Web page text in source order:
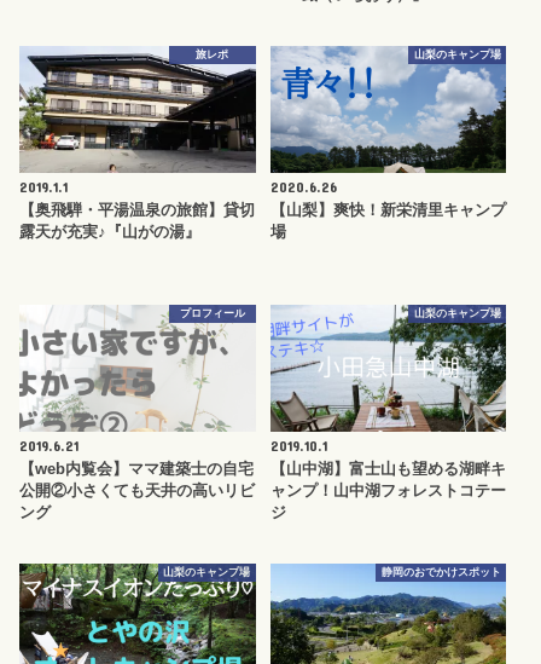
旅レポ
2019.1.1
【奥飛騨・平湯温泉の旅館】貸切
露天が充実♪『山がの湯』
山梨のキャンプ場
2020.6.26
【山梨】爽快！新栄清里キャンプ
場
プロフィール
2019.6.21
【web内覧会】ママ建築士の自宅
公開②小さくても天井の高いリビ
ング
山梨のキャンプ場
2019.10.1
【山中湖】富士山も望める湖畔キ
ャンプ！山中湖フォレストコテー
ジ
山梨のキャンプ場 静岡のおでかけスポット